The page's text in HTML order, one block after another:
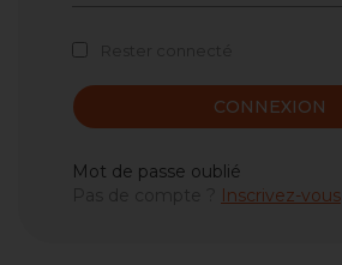
CONNEXION
Mot de passe oublié
Inscrivez-vous